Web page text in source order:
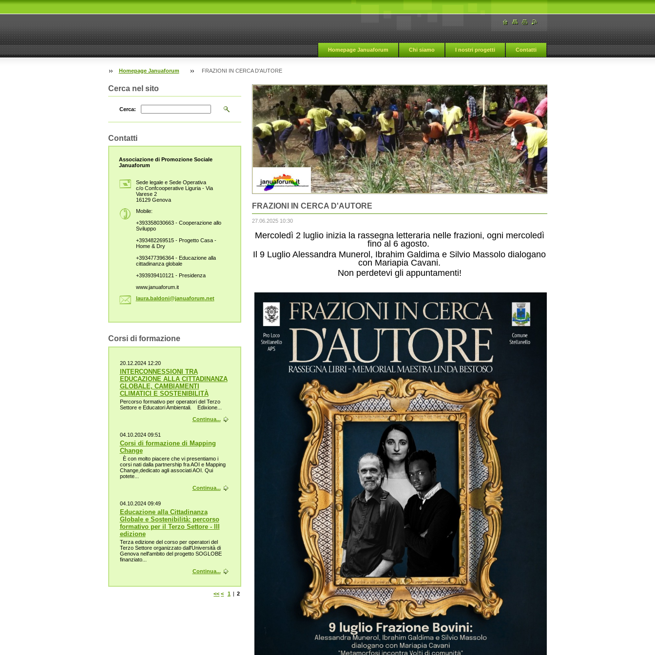
Homepage Januaforum Chi siamo I nostri progetti Contatti
Homepage Januaforum FRAZIONI IN CERCA D'AUTORE
FRAZIONI IN CERCA D'AUTORE
27.06.2025 10:30
Mercoledì 2 luglio inizia la rassegna letteraria nelle frazioni, ogni mercoledì
fino al 6 agosto.
Il 9 Luglio Alessandra Munerol, Ibrahim Galdima e Silvio Massolo dialogano
con Mariapia Cavani.
Non perdetevi gli appuntamenti!
Cerca nel sito
Cerca:
Contatti
Associazione di Promozione Sociale
Januaforum
Sede legale e Sede Operativa
c/o Confcooperative Liguria - Via
Varese 2
16129 Genova
Mobile:
+393358030663 - Cooperazione allo
Sviluppo
+393482269515 - Progetto Casa -
Home & Dry
+393477396364 - Educazione alla
cittadinanza globale
+393939410121 - Presidenza
www.januaforum.it
laura.baldoni@januaforum.net
Corsi di formazione
20.12.2024 12:20
INTERCONNESSIONI TRA
EDUCAZIONE ALLA CITTADINANZA
GLOBALE, CAMBIAMENTI
CLIMATICI E SOSTENIBILITÀ
Percorso formativo per operatori del Terzo
Settore e Educatori Ambientali. Edixione...
Continua...
04.10.2024 09:51
Corsi di formazione di Mapping
Change
È con molto piacere che vi presentiamo i
corsi nati dalla partnership fra AOI e Mapping
Change,dedicato agli associati AOI. Qui
potete...
Continua...
04.10.2024 09:49
Educazione alla Cittadinanza
Globale e Sostenibilità: percorso
formativo per il Terzo Settore - III
edizione
Terza edizione del corso per operatori del
Terzo Settore organizzato dall'Università di
Genova nell'ambito del progetto SOGLOBE
finanziato...
Continua...
<< < 1 | 2